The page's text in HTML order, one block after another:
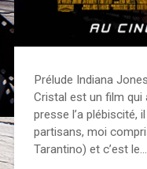
Prélude Indiana
Cristal est un film qui
presse l’a plébiscité,
partisans, moi
Tarantino) et c’est le…